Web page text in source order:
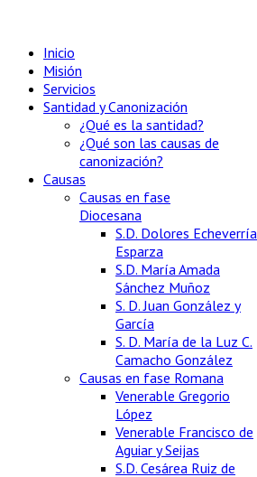
Inicio
Misión
Servicios
Santidad y Canonización
¿Qué es la santidad?
¿Qué son las causas de
canonización?
Causas
Causas en fase
Diocesana
S.D. Dolores Echeverría
Esparza
S.D. María Amada
Sánchez Muñoz
S. D. Juan González y
García
S. D. María de la Luz C.
Camacho González
Causas en fase Romana
Venerable Gregorio
López
Venerable Francisco de
Aguiar y Seijas
S.D. Cesárea Ruiz de